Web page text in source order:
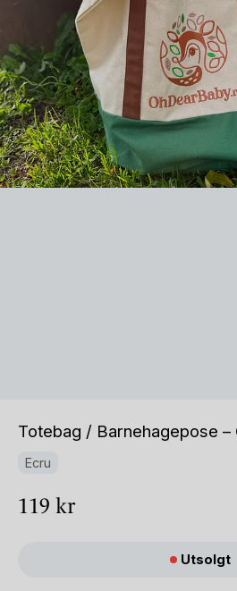
Totebag / Barnehagepose
Ecru
119 kr
Utsolgt